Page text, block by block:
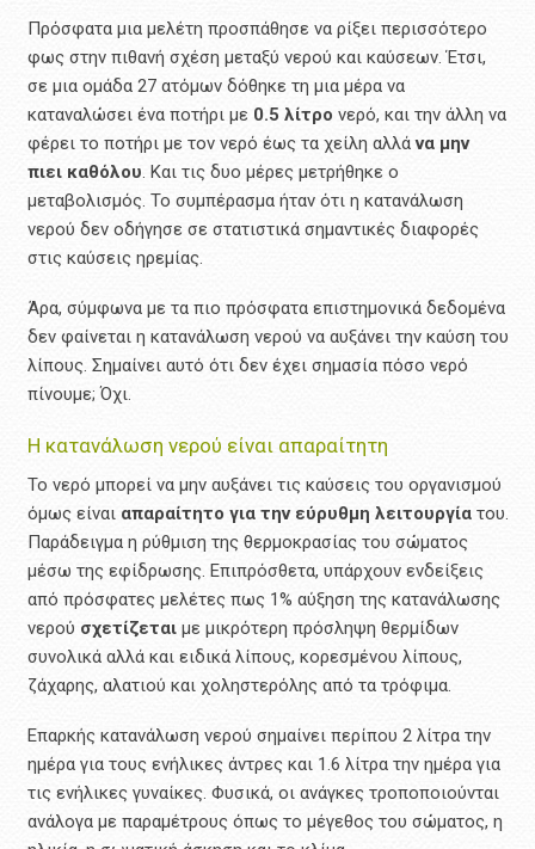
Πρόσφατα μια μελέτη προσπάθησε να ρίξει περισσότερο
φως στην πιθανή σχέση μεταξύ νερού και καύσεων. Έτσι,
σε μια ομάδα 27 ατόμων δόθηκε τη μια μέρα να
καταναλώσει ένα ποτήρι με 0.5 λίτρο νερό, και την άλλη να
φέρει το ποτήρι με τον νερό έως τα χείλη αλλάνα μην
πιει καθόλου. Και τις δυο μέρες μετρήθηκε ο
μεταβολισμός. Το συμπέρασμα ήταν ότι η κατανάλωση
νερού δεν οδήγησε σε στατιστικά σημαντικές διαφορές
στις καύσεις ηρεμίας.
Άρα, σύμφωνα με τα πιο πρόσφατα επιστημονικά δεδομένα
δεν φαίνεται η κατανάλωση νερού να αυξάνει την καύση του
λίπους. Σημαίνει αυτό ότι δεν έχει σημασία πόσο νερό
πίνουμε; Όχι.
Η κατανάλωση νερού είναι απαραίτητη
Το νερό μπορεί να μην αυξάνει τις καύσεις του οργανισμού
όμως είναι απαραίτητο για την εύρυθμη λειτουργίατου.
Παράδειγμα η ρύθμιση της θερμοκρασίας του σώματος
μέσω της εφίδρωσης. Επιπρόσθετα, υπάρχουν ενδείξεις
από πρόσφατες μελέτες πως 1% αύξηση της κατανάλωσης
νερού σχετίζεταιμε μικρότερη πρόσληψη θερμίδων
συνολικά αλλά και ειδικά λίπους, κορεσμένου λίπους,
ζάχαρης, αλατιού και χοληστερόλης από τα τρόφιμα.
Επαρκής κατανάλωση νερού σημαίνει περίπου 2 λίτρα την
ημέρα για τους ενήλικες άντρες και 1.6 λίτρα την ημέρα για
τις ενήλικες γυναίκες. Φυσικά, οι ανάγκες τροποποιούνται
ανάλογα με παραμέτρους όπως το μέγεθος του σώματος, η